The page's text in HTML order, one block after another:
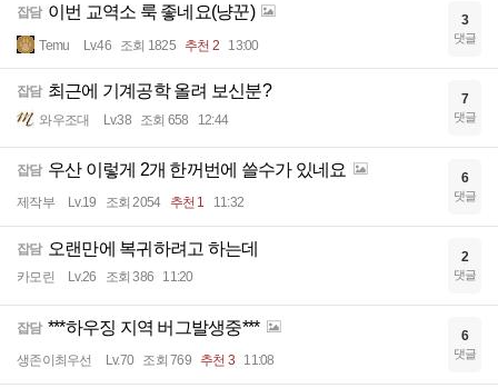
잡담 이번 교역소 룩 좋네요(냥꾼)
Temu Lv.46 조회 1825 추천 2 13:00
3
댓글
잡담 최근에 기계공학 올려 보신분?
와우조대 Lv.38 조회 658 12:44
7
댓글
잡담 우산 이렇게 2개 한꺼번에 쓸수가 있네요
제작부 Lv.19 조회 2054 추천 1 11:32
6
댓글
잡담 오랜만에 복귀하려고 하는데
카모린 Lv.26 조회 386 11:20
2
댓글
잡담 ***하우징 지역 버그발생중***
생존이최우선 Lv.70 조회 769 추천 3 11:08
6
댓글